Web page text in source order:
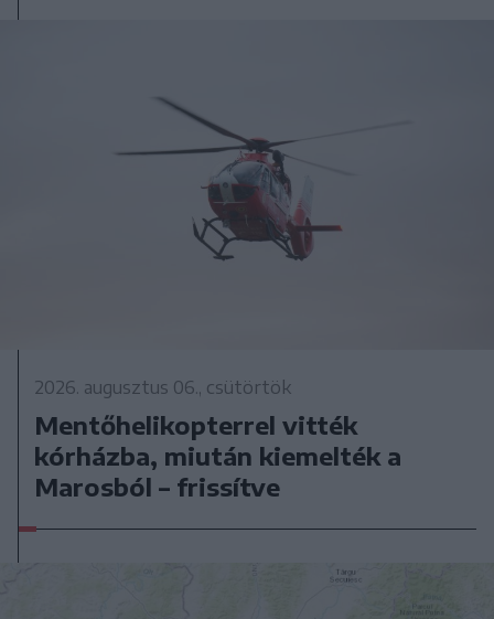
2026. augusztus 06., csütörtök
Mentőhelikopterrel vitték
kórházba, miután kiemelték a
Marosból – frissítve